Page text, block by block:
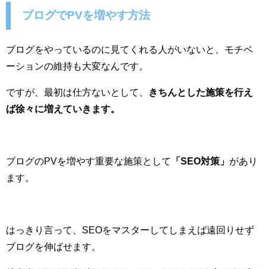
ブログでPVを増やす方法
ブログをやっているのに見てくれる人がいないと、モチベ
ーションの維持も大変なんです。
ですが、最初は仕方ないとして、
きちんとした施策を行え
ば徐々に増えていきます。
ブログのPVを増やす重要な施策として 「SEO対策」 があり
ます。
はっきり言って、SEOをマスターしてしまえば遠回りせず
ブログを伸ばせます。